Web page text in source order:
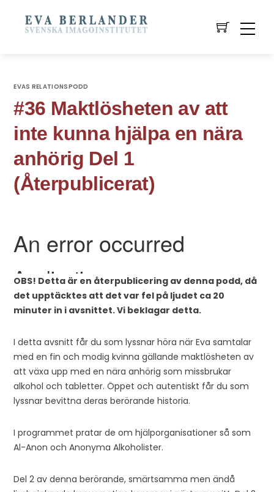
EVAS RELATIONSPODD
#36 Maktlösheten av att
inte kunna hjälpa en nära
anhörig Del 1
(Återpublicerat)
OBS! Detta är en återpublicering av denna podd, då
det upptäcktes att det var fel på ljudet ca 20
minuter in i avsnittet. Vi beklagar detta.
I detta avsnitt får du som lyssnar höra när Eva samtalar
med en fin och modig kvinna gällande maktlösheten av
att växa upp med en nära anhörig som missbrukar
alkohol och tabletter. Öppet och autentiskt får du som
lyssnar bevittna deras berörande historia.
I programmet pratar de om hjälporganisationer så som
Al-Anon och Anonyma Alkoholister.
Del 2 av denna berörande, smärtsamma men ändå